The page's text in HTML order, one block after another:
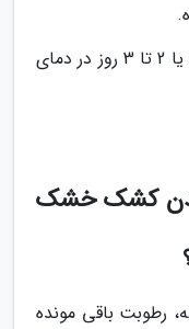
دوغی که خودش ترش شده باشه یا 2 تا 3 روز در دمای
کشک خشک
رطوبت باقی مونده